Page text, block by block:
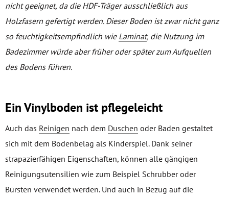
nicht geeignet, da die HDF-Träger ausschließlich aus
Holzfasern gefertigt werden. Dieser Boden ist zwar nicht ganz
so feuchtigkeitsempfindlich wie Laminat, die Nutzung im
Badezimmer würde aber früher oder später zum Aufquellen
des Bodens führen.
Ein Vinylboden ist pflegeleicht
Auch das Reinigen nach dem Duschen oder Baden gestaltet
sich mit dem Bodenbelag als Kinderspiel. Dank seiner
strapazierfähigen Eigenschaften, können alle gängigen
Reinigungsutensilien wie zum Beispiel Schrubber oder
Bürsten verwendet werden. Und auch in Bezug auf die